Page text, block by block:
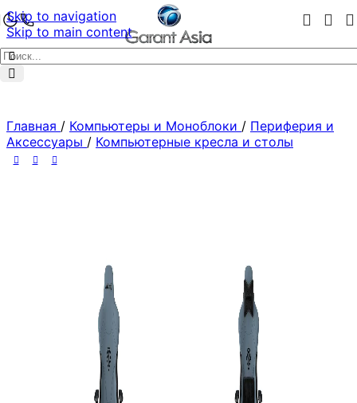
Skip to navigation
Skip to main content
Главная / Компьютеры и Моноблоки / Периферия и
Аксессуары / Компьютерные кресла и столы